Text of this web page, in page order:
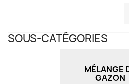
SOUS-CATÉGORIES
MÉLANGE
GAZON